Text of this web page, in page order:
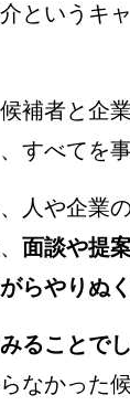
というキ
補者と企
すべてを
人や企業
面談や提
らやりぬ
ることで
なかった